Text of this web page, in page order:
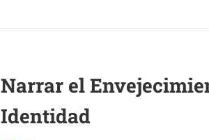
Narrar el
Identidad